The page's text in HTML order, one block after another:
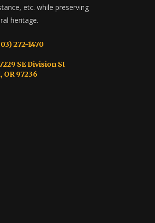
etc. while preserving
heritage.
272-1470
SE Division St
97236